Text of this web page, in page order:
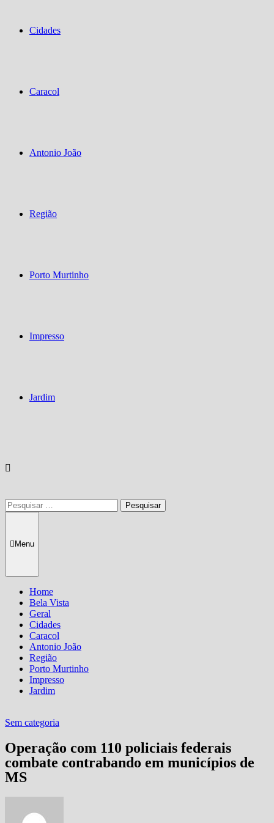
Cidades
Caracol
Antonio João
Região
Porto Murtinho
Impresso
Jardim
Pesquisar
por:
Menu
Home
Bela Vista
Geral
Cidades
Caracol
Antonio João
Região
Porto Murtinho
Impresso
Jardim
Sem categoria
Operação com 110 policiais federais
combate contrabando em municípios de
MS